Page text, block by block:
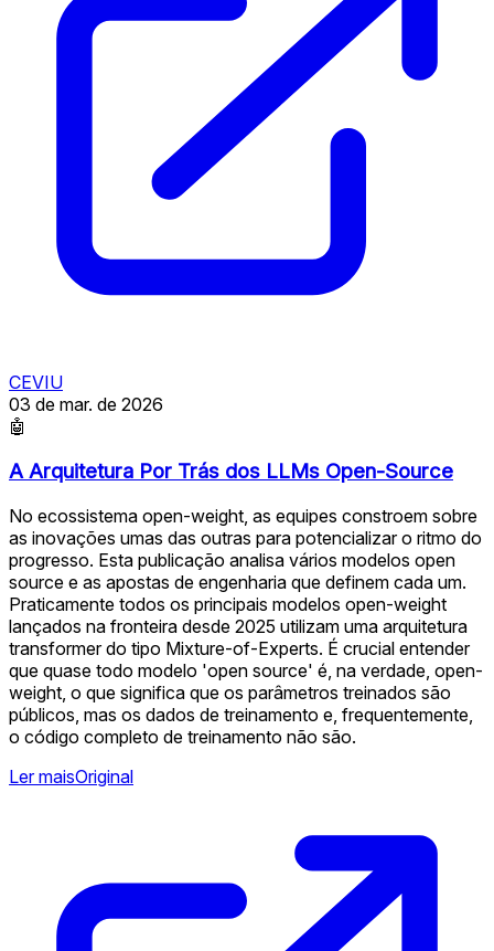
CEVIU
03 de mar. de 2026
🤖
A Arquitetura Por Trás dos LLMs Open-Source
No ecossistema open-weight, as equipes constroem sobre
as inovações umas das outras para potencializar o ritmo do
progresso. Esta publicação analisa vários modelos open
source e as apostas de engenharia que definem cada um.
Praticamente todos os principais modelos open-weight
lançados na fronteira desde 2025 utilizam uma arquitetura
transformer do tipo Mixture-of-Experts. É crucial entender
que quase todo modelo 'open source' é, na verdade, open-
weight, o que significa que os parâmetros treinados são
públicos, mas os dados de treinamento e, frequentemente,
o código completo de treinamento não são.
Ler maisOriginal